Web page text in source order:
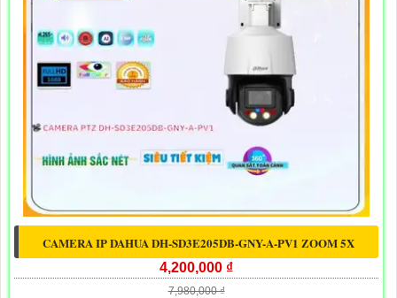
CAMERA IP DAHUA DH-SD3E205DB-GNY-A-PV1 ZOOM 5X
4,200,000 ₫
7,980,000 ₫